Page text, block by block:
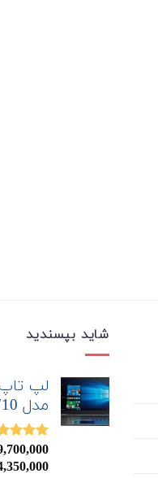
شاید بپسندید
مدل Yoga 710
نمره
4.00 از 5